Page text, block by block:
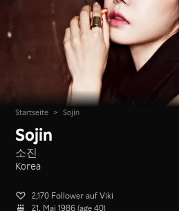
Startseite > Sojin
Sojin
소진
Korea
2,170 Follower auf Viki
21. Mai 1986 (age 40)